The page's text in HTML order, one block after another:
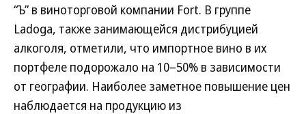
“Ъ” в виноторговой компании Fort. В группе
Ladoga, также занимающейся дистрибуцией
алкоголя, отметили, что импортное вино в их
портфеле подорожало на 10–50% в зависимости
от географии. Наиболее заметное повышение цен
наблюдается на продукцию из